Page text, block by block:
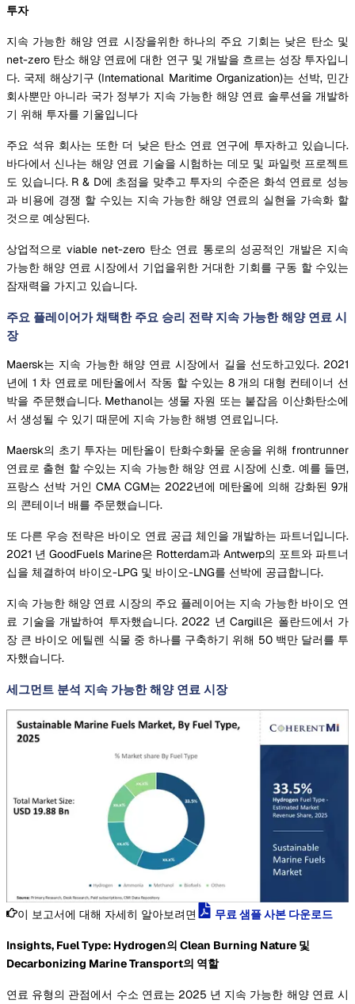
투자
지속 가능한 해양 연료 시장을위한 하나의 주요 기회는 낮은 탄소 및
net-zero 탄소 해양 연료에 대한 연구 및 개발을 흐르는 성장 투자입니
다. 국제 해상기구 (International Maritime Organization)는 선박, 민간
회사뿐만 아니라 국가 정부가 지속 가능한 해양 연료 솔루션을 개발하
기 위해 투자를 기울입니다
주요 석유 회사는 또한 더 낮은 탄소 연료 연구에 투자하고 있습니다.
바다에서 신나는 해양 연료 기술을 시험하는 데모 및 파일럿 프로젝트
도 있습니다. R & D에 초점을 맞추고 투자의 수준은 화석 연료로 성능
과 비용에 경쟁 할 수있는 지속 가능한 해양 연료의 실현을 가속화 할
것으로 예상된다.
상업적으로 viable net-zero 탄소 연료 통로의 성공적인 개발은 지속
가능한 해양 연료 시장에서 기업을위한 거대한 기회를 구동 할 수있는
잠재력을 가지고 있습니다.
주요 플레이어가 채택한 주요 승리 전략 지속 가능한 해양 연료 시
장
Maersk는 지속 가능한 해양 연료 시장에서 길을 선도하고있다. 2021
년에 1 차 연료로 메탄올에서 작동 할 수있는 8 개의 대형 컨테이너 선
박을 주문했습니다. Methanol는 생물 자원 또는 붙잡음 이산화탄소에
서 생성될 수 있기 때문에 지속 가능한 해병 연료입니다.
Maersk의 초기 투자는 메탄올이 탄화수화물 운송을 위해 frontrunner
연료로 출현 할 수있는 지속 가능한 해양 연료 시장에 신호. 예를 들면,
프랑스 선박 거인 CMA CGM는 2022년에 메탄올에 의해 강화된 9개
의 콘테이너 배를 주문했습니다.
또 다른 우승 전략은 바이오 연료 공급 체인을 개발하는 파트너입니다.
2021 년 GoodFuels Marine은 Rotterdam과 Antwerp의 포트와 파트너
십을 체결하여 바이오-LPG 및 바이오-LNG를 선박에 공급합니다.
지속 가능한 해양 연료 시장의 주요 플레이어는 지속 가능한 바이오 연
료 기술을 개발하여 투자했습니다. 2022 년 Cargill은 폴란드에서 가
장 큰 바이오 에틸렌 식물 중 하나를 구축하기 위해 50 백만 달러를 투
자했습니다.
세그먼트 분석 지속 가능한 해양 연료 시장
이 보고서에 대해 자세히 알아보려면 무료 샘플 사본 다운로드
Insights, Fuel Type: Hydrogen의 Clean Burning Nature 및
Decarbonizing Marine Transport의 역할
연료 유형의 관점에서 수소 연료는 2025 년 지속 가능한 해양 연료 시